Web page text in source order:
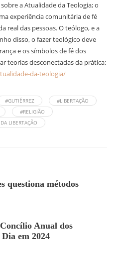
a Atualidade da Teologia; o
experiência comunitária de fé
real das pessoas. O teólogo, e a
disso, o fazer teológico deve
e os símbolos de fé dos
teorias desconectadas da prática:
da-teologia/
#GUTIÉRREZ
#LIBERTAÇÃO
#RELIGIÃO
LIBERTAÇÃO
questiona métodos
Anual dos
em 2024